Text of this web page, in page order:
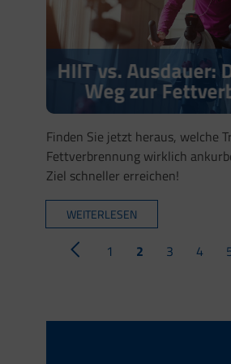
HIIT vs. Ausdauer:
Weg zur
Finden Sie jetzt heraus, welche
Fettverbrennung wirklich
Ziel schneller erreichen!
WEITERLESEN
1 2 3 4